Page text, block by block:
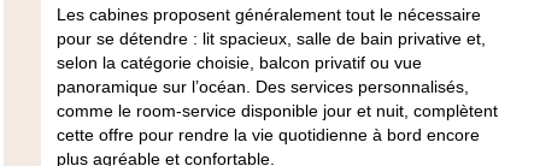
Les cabinesproposent généralement tout le nécessaire
pour se détendre : lit spacieux, salle de bain privative et,
selon la catégorie choisie, balcon privatifou vue
panoramique sur l’océan. Des services personnalisés,
comme le room-service disponible jour et nuit, complètent
cette offre pour rendre la vie quotidienne à bord encore
plus agréable et confortable.